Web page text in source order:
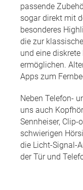
passende
sogar direkt mit
besonderes
die zur
und eine
ermöglichen.
Apps zum
Neben Telefon-
uns auch
Sennheiser,
schwierigen
die Licht-Signal-
der Tür und